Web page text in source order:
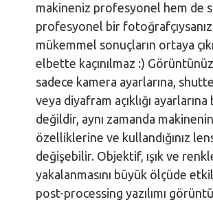
makineniz profesyonel hem de
profesyonel bir
mükemmel sonuçların ortaya
elbette kaçınılmaz :)
sadece kamera ayarlarına,
veya diyafram açıklığı ayarlarına
değildir, aynı zamanda makinenin
özelliklerine ve kullandığınız
değişebilir. Objektif, ışık ve
yakalanmasını büyük ölçüde
post-processing yazılımı